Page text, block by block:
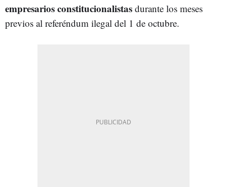
empresariosconstitucionalistas durante los meses
previos al referéndum ilegal del 1 de octubre.